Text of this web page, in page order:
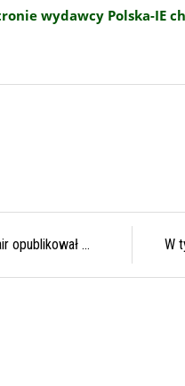
wydawcy Polska-IE
opublikował W